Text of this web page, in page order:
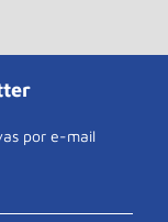
por e-mail